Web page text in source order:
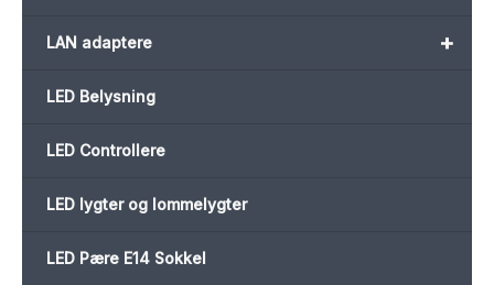
+
LAN adaptere
LED Belysning
LED Controllere
LED lygter og lommelygter
LED Pære E14 Sokkel